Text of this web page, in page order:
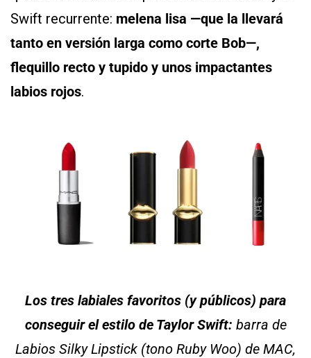
Swift recurrente: melena lisa —que la llevará
tanto en versión larga como corte Bob—,
flequillo recto y tupido y unos impactantes
labios rojos.
Los tres labiales favoritos (y públicos) para
conseguir el estilo de Taylor Swift: barra de
Labios Silky Lipstick (tono Ruby Woo) de MAC,